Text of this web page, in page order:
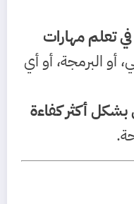
تعلم مهارات
أو البرمجة، أو أي
بشكل أكثر كفاءة